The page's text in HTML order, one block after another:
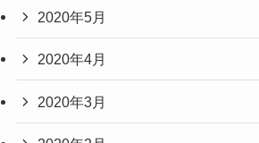
2020年5月
2020年4月
2020年3月